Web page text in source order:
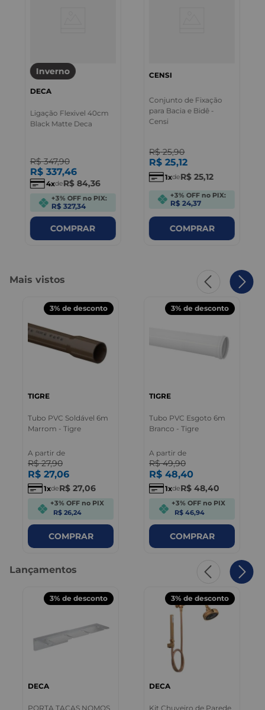
Inverno
DECA
Ligação Flexivel 40cm
Black Matte Deca
R$ 347,90
R$ 337,46
4 deR$ 84,36
+3% OFF no PIX:
R$ 327,34
COMPRAR
CENSI
Conjunto de Fixação
para Bacia e Bidê -
Censi
R$ 25,90
R$ 25,12
1 deR$ 25,12
+3% OFF no PIX:
R$ 24,37
COMPRAR
Mais vistos
3% de desconto
TIGRE
Tubo PVC Soldável 6m
Marrom - Tigre
A partir de
R$ 27,90
R$ 27,06
1 deR$ 27,06
+3% OFF no PIX
R$ 26,24
COMPRAR
3% de desconto
TIGRE
Tubo PVC Esgoto 6m
Branco - Tigre
A partir de
R$ 49,90
R$ 48,40
1 deR$ 48,40
+3% OFF no PIX
R$ 46,94
COMPRAR
Lançamentos
3% de desconto
DECA
PORTA TACAS NOMOS
3% de desconto
DECA
Kit Chuveiro de Parede